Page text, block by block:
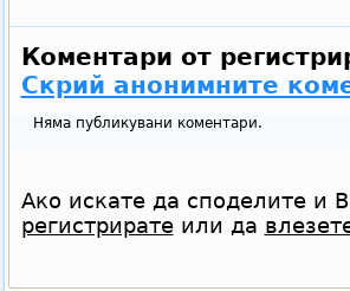
Коментари от
Скрий анонимните
Няма публикувани коментари.
Ако искате да споделите и
регистриратеили да